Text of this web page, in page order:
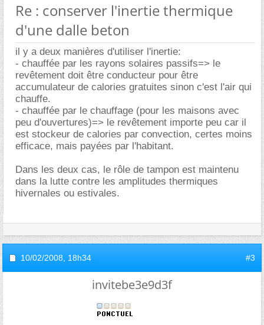
Re : conserver l'inertie thermique
d'une dalle beton
il y a deux manières d'utiliser l'inertie:
- chauffée par les rayons solaires passifs=> le
revêtement doit être conducteur pour être
accumulateur de calories gratuites sinon c'est l'air qui
chauffe.
- chauffée par le chauffage (pour les maisons avec
peu d'ouvertures)=> le revêtement importe peu car il
est stockeur de calories par convection, certes moins
efficace, mais payées par l'habitant.
Dans les deux cas, le rôle de tampon est maintenu
dans la lutte contre les amplitudes thermiques
hivernales ou estivales.
10/02/2008, 18h34 #3
invitebe3e9d3f